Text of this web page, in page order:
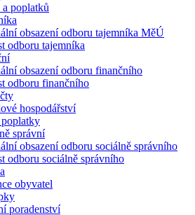
poplatků
obsazení odboru tajemníka MěÚ
odboru tajemníka
obsazení odboru finančního
odboru finančního
hospodářství
správní
obsazení odboru sociálně správního
odboru sociálně správního
obyvatel
poradenství